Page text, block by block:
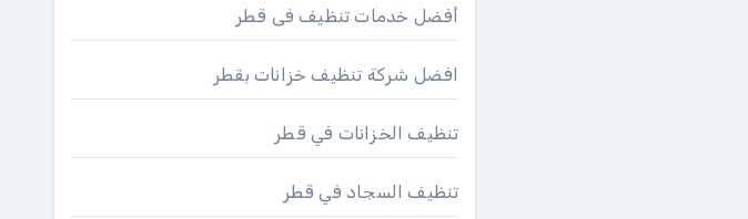
أفضل خدمات تنظيف فى قطر
افضل شركة تنظيف خزانات بقطر
تنظيف الخزانات في قطر
تنظيف السجاد في قطر